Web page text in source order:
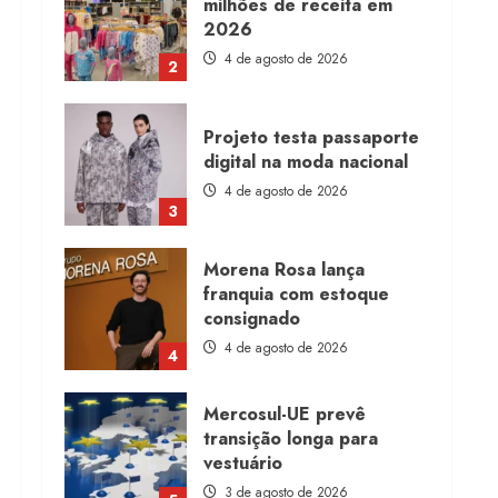
2
milhões de receita em
2026
4 de agosto de 2026
3
Projeto testa passaporte
digital na moda nacional
4 de agosto de 2026
4
Morena Rosa lança
franquia com estoque
consignado
4 de agosto de 2026
Mercosul-UE prevê
transição longa para
vestuário
3 de agosto de 2026